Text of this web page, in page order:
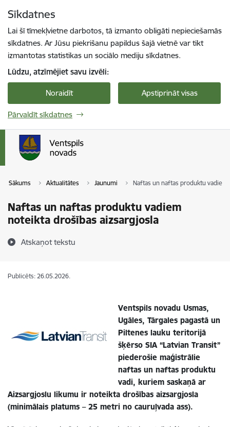
Sīkdatnes
Lai šī tīmekļvietne darbotos, tā izmanto obligāti nepieciešamās
sīkdatnes. Ar Jūsu piekrišanu papildus šajā vietnē var tikt
izmantotas statistikas un sociālo mediju sīkdatnes.
Lūdzu, atzīmējiet savu izvēli:
Noraidīt Apstiprināt visas
Pārvaldīt sīkdatnes
Sākums Aktualitātes Jaunumi Naftas un naftas produktu
Naftas un naftas produktu vadiem
noteikta drošības aizsargjosla
Atskaņot tekstu
Publicēts: 26.05.2026.
Ventspils novadu Usmas,
Ugāles, Tārgales pagastā un
Piltenes lauku teritorijā
šķērso SIA “Latvian Transit”
piederošie maģistrālie
naftas un naftas produktu
vadi, kuriem saskaņā ar
Aizsargjoslu likumu ir noteikta drošības aizsargjosla
(minimālais platums – 25 metri no cauruļvada ass).